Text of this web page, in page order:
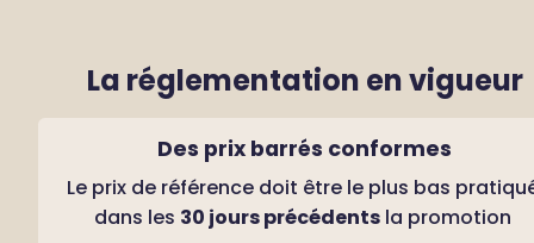
La réglementation en vigueur
Des prix barrés conformes
Le prix de référence doit être le plus bas
dans les 30 jours précédents la promotion